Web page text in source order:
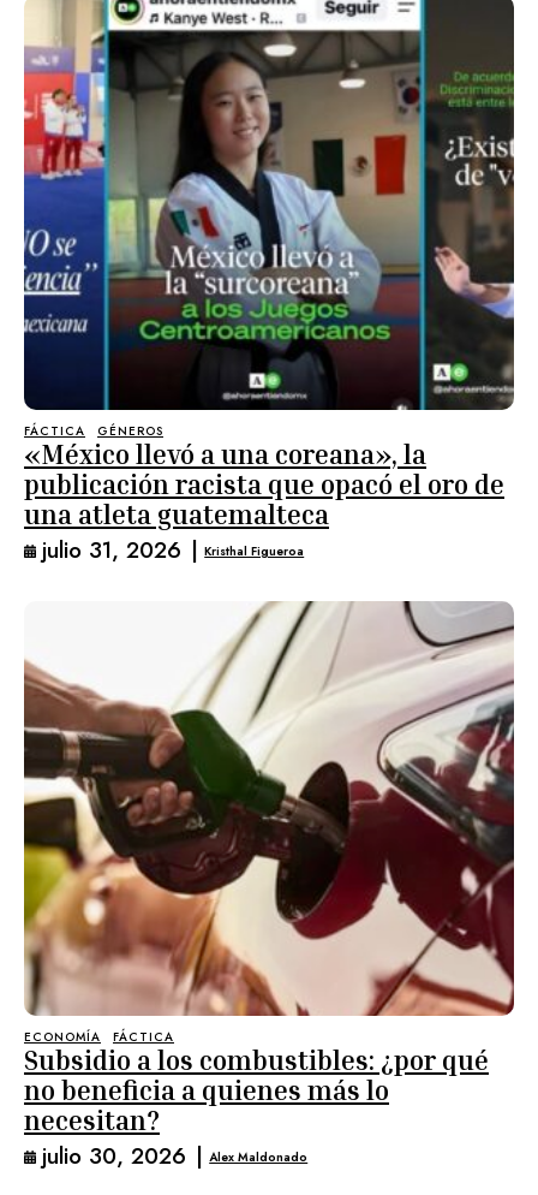
FÁCTICA GÉNEROS
«México llevó a una coreana», la
publicación racista que opacó el oro de
una atleta guatemalteca
julio 31, 2026 | Kristhal Figueroa
ECONOMÍA FÁCTICA
Subsidio a los combustibles: ¿por qué
no beneficia a quienes más lo
necesitan?
julio 30, 2026 | Alex Maldonado